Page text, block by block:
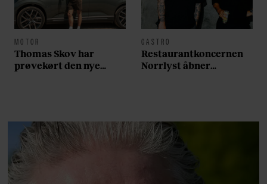
MOTOR
Thomas Skov har
prøvekørt den nye
GASTRO
Restaurantkoncernen
Norrlyst åbner